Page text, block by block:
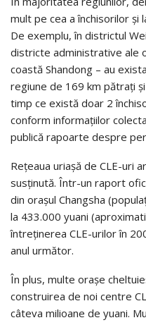
mult pe cea a închisorilor şi
De exemplu, în districtul
districte administrative ale
coastă Shandong – au
regiune de 169 km pătraţi
timp ce există doar 2
conform informaţiilor
publică rapoarte despre
Reţeaua uriaşă de CLE-uri
susţinută. Într-un raport
din oraşul Changsha
la 433.000 yuani
întreţinerea CLE-urilor în
anul următor.
În plus, multe oraşe
construirea de noi centre
câteva milioane de yuani.